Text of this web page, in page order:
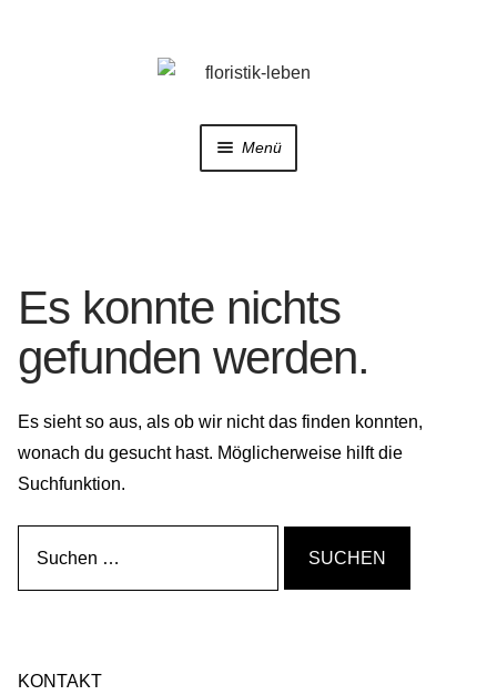
Menü
Trauerfloristik
Hochzeitsfloristik
Galerie
Es konnte nichts
gefunden werden.
Es sieht so aus, als ob wir nicht das finden konnten,
wonach du gesucht hast. Möglicherweise hilft die
Suchfunktion.
nach:
KONTAKT